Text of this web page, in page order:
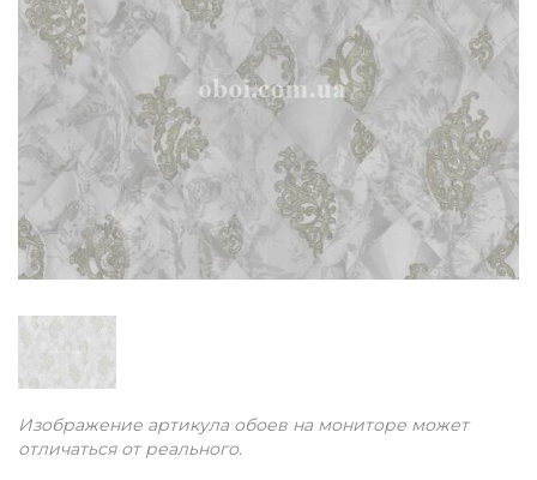
Изображение артикула обоев на мониторе может
отличаться от реального.